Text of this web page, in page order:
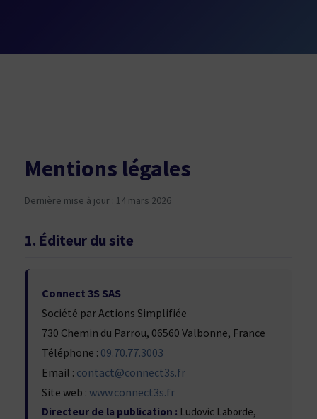
légales
Mentions légales
Dernière mise à jour : 14 mars 2026
1. Éditeur du site
Connect 3S SAS
Société par Actions Simplifiée
730 Chemin du Parrou, 06560 Valbonne, France
Téléphone : 09.70.77.3003
Email : contact@connect3s.fr
Site web : www.connect3s.fr
Directeur de la publication : Ludovic Laborde,